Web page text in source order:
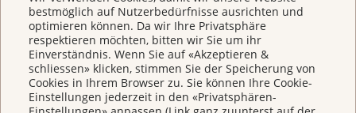
bestmöglich auf Nutzerbedürfnisse ausrichten und
optimieren können. Da wir Ihre Privatsphäre
respektieren möchten, bitten wir Sie um ihr
Einverständnis. Wenn Sie auf «Akzeptieren &
schliessen» klicken, stimmen Sie der Speicherung von
Cookies in Ihrem Browser zu. Sie können Ihre Cookie-
Einstellungen jederzeit in den «Privatsphären-
entspannende Mittel
Nicht medikamentöse Schmerzbehandlung
(Wickel, Lagerung, Entspannungstechniken, Musik
usw.)